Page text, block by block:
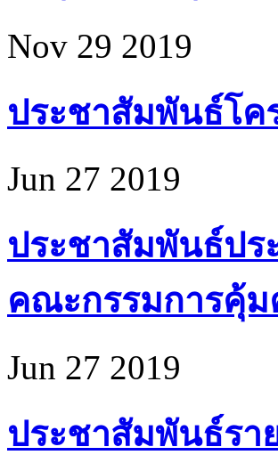
Nov 29 2019
ประชาสัมพันธ์โค
Jun 27 2019
ประชาสัมพันธ์ปร
คณะกรรมการคุ้
Jun 27 2019
ประชาสัมพันธ์รา